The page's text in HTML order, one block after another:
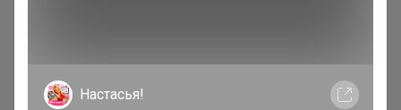
Настасья!